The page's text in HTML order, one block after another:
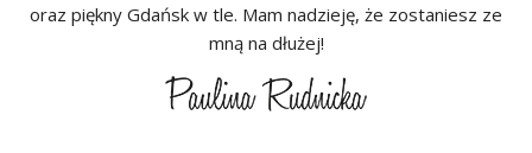
oraz piękny Gdańsk w tle. Mam nadzieję, że zostaniesz ze
mną na dłużej!